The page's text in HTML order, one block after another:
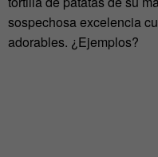
sospechosa excelencia
adorables. ¿Ejemplos?